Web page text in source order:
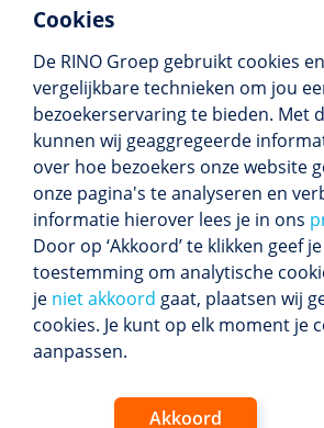
Cookies
De RINO Groep gebruikt cookies
vergelijkbare technieken om jou
bezoekerservaring te bieden. Met
kunnen wij geaggregeerde
over hoe bezoekers onze website
onze pagina's te analyseren en
informatie hierover lees je in ons
Door op ‘Akkoord’ te klikken geef
toestemming om analytische
je niet akkoord gaat, plaatsen wij
cookies. Je kunt op elk moment je
aanpassen.
Akkoord
Meer dan 250
Alle BIG-opleidingen
Cedeo-erkend en CRKBO-
Gemiddelde
Volg ons
Blijf op de hoogte van het
aanbod en ons laatste